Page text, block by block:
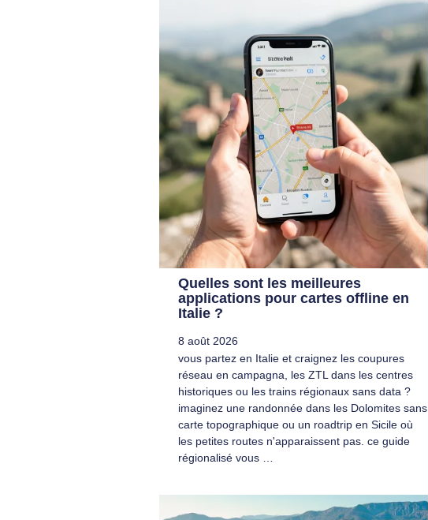
Quelles sont les meilleures
applications pour cartes offline en
Italie ?
8 août 2026
vous partez en Italie et craignez les coupures
réseau en campagna, les ZTL dans les centres
historiques ou les trains régionaux sans data ?
imaginez une randonnée dans les Dolomites sans
carte topographique ou un roadtrip en Sicile où
les petites routes n'apparaissent pas. ce guide
régionalisé vous …